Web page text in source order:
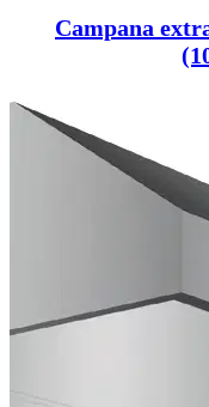
Campana